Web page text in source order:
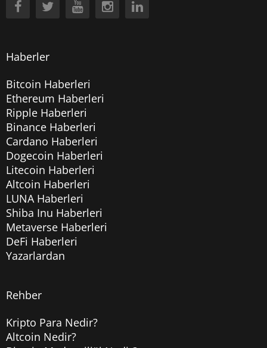
Haberler
Bitcoin Haberleri
Ethereum Haberleri
Ripple Haberleri
Binance Haberleri
Cardano Haberleri
Dogecoin Haberleri
Litecoin Haberleri
Altcoin Haberleri
LUNA Haberleri
Shiba Inu Haberleri
Metaverse Haberleri
DeFi Haberleri
Yazarlardan
Rehber
Kripto Para Nedir?
Altcoin Nedir?